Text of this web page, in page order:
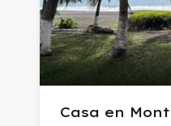
Casa en